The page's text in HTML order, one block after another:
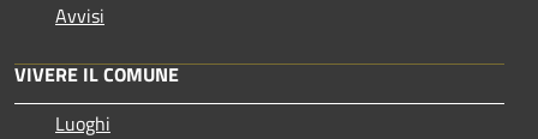
Avvisi
VIVERE IL COMUNE
Luoghi